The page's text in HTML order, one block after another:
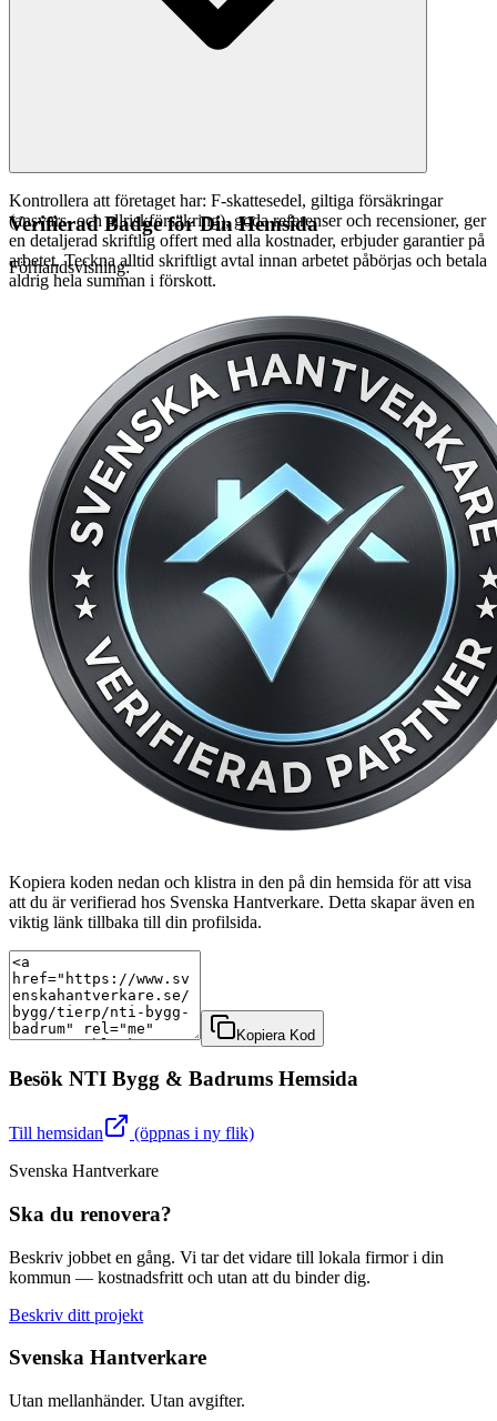
Kontrollera att företaget har: F-skattesedel, giltiga försäkringar
(ansvars- och allriskförsäkring), goda referenser och recensioner, ger
en detaljerad skriftlig offert med alla kostnader, erbjuder garantier på
arbetet. Teckna alltid skriftligt avtal innan arbetet påbörjas och betala
aldrig hela summan i förskott.
Verifierad Badge för Din Hemsida
Förhandsvisning:
Kopiera koden nedan och klistra in den på din hemsida för att visa
att du är verifierad hos Svenska Hantverkare. Detta skapar även en
viktig länk tillbaka till din profilsida.
Kopiera Kod
Besök NTI Bygg & Badrums Hemsida
Till hemsidan
(öppnas i ny flik)
Svenska Hantverkare
Ska du renovera?
Beskriv jobbet en gång. Vi tar det vidare till lokala firmor i din
kommun — kostnadsfritt och utan att du binder dig.
Beskriv ditt projekt
Svenska Hantverkare
Utan mellanhänder. Utan avgifter.